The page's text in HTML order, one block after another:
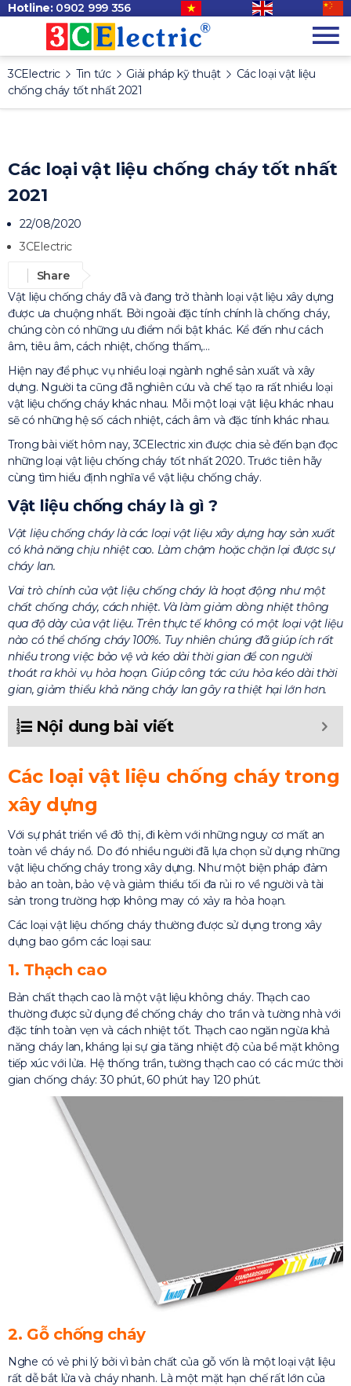
Hotline: 0902 999 356
3CElectric Tin tức Giải pháp kỹ thuật
Các loại vật liệu
chống cháy tốt nhất 2021
Các loại vật liệu chống cháy tốt nhất
2021
22/08/2020
3CElectric
Share
Vật liệu chống cháy đã và đang trở thành loại vật liệu xây dựng
được ưa chuộng nhất. Bởi ngoài đặc tính chính là chống cháy,
chúng còn có những ưu điểm nổi bật khác. Kể đến như cách
âm, tiêu âm, cách nhiệt, chống thấm,…
Hiện nay để phục vụ nhiều loại ngành nghề sản xuất và xây
dựng. Người ta cũng đã nghiên cứu và chế tạo ra rất nhiều loại
vật liệu chống cháy khác nhau. Mỗi một loại vật liệu khác nhau
sẽ có những hệ số cách nhiệt, cách âm và đặc tính khác nhau.
Trong bài viết hôm nay, 3CElectric xin được chia sẻ đến bạn đọc
những loại vật liệu chống cháy tốt nhất 2020. Trước tiên hãy
cùng tìm hiểu định nghĩa về vật liệu chống cháy.
Vật liệu chống cháy là gì ?
Vật liệu chống cháy là các loại vật liệu xây dựng hay sản xuất
có khả năng chịu nhiệt cao. Làm chậm hoặc chặn lại được sự
cháy lan.
Vai trò chính của vật liệu chống cháy là hoạt động như một
chất chống cháy, cách nhiệt. Và làm giảm dòng nhiệt thông
qua độ dày của vật liệu. Trên thực tế không có một loại vật liệu
nào có thể chống cháy 100%. Tuy nhiên chúng đã giúp ích rất
nhiều trong việc bảo vệ và kéo dài thời gian để con người
thoát ra khỏi vụ hỏa hoạn. Giúp công tác cứu hỏa kéo dài thời
gian, giảm thiểu khả năng cháy lan gây ra thiệt hại lớn hơn.
Nội dung bài viết
Các loại vật liệu chống cháy trong
xây dựng
Với sự phát triển về đô thị, đi kèm với những nguy cơ mất an
toàn về cháy nổ. Do đó nhiều người đã lựa chọn sử dụng những
vật liệu chống cháy trong xây dựng. Như một biện pháp đảm
bảo an toàn, bảo vệ và giảm thiểu tối đa rủi ro về người và tài
sản trong trường hợp không may có xảy ra hỏa hoạn.
Các loại vật liệu chống cháy thường được sử dụng trong xây
dựng bao gồm các loại sau:
1. Thạch cao
Bản chất thạch cao là một vật liệu không cháy. Thạch cao
thường được sử dụng để chống cháy cho trần và tường nhà với
đặc tính toàn vẹn và cách nhiệt tốt. Thạch cao ngăn ngừa khả
năng cháy lan, kháng lại sự gia tăng nhiệt độ của bề mặt không
tiếp xúc với lửa. Hệ thống trần, tường thạch cao có các mức thời
gian chống cháy: 30 phút, 60 phút hay 120 phút.
2. Gỗ chống cháy
Nghe có vẻ phi lý bởi vì bản chất của gỗ vốn là một loại vật liệu
rất dễ bắt lửa và cháy nhanh. Là một mặt hạn chế rất lớn của